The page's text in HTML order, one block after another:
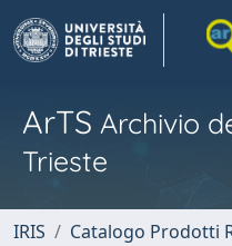
ArTS Archivio
Trieste
IRIS
Catalogo Prodotti